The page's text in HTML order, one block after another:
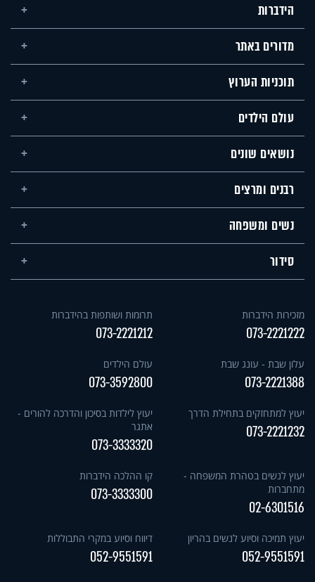
הידברות
מדורים באתר
תוכניות הערוץ
עולם הילדים
נושאים שונים
רבנים ומרצים
נשים ומשפחה
סידור
מזכירות הידברות
073-2221222
תרומות ושותפות בהידברות
073-2221212
עלון שבת - עונג שבת
073-2221388
עולם הילדים
073-3592800
יעוץ למתחזקים בתחילת הדרך
073-2221232
יעוץ לילדות בסיכון והדרכה להורים -
אתגר
073-3333320
יעוץ לנשים בטהרת המשפחה -
מתחברות
02-6301516
קו ההלכה הידברות
073-3333300
יעוץ תמיכה וסיוע לנשים בהריון
052-9551591
דיווח וסיוע במקרי התבוללות
052-9551591